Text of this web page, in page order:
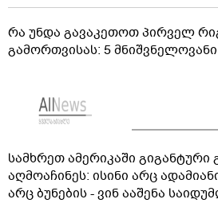
რა უნდა გავაკეთოთ პირველ
გამორთვისას: 5 მნიშვნელოვანი
სამხრეთ ამერიკაში გიგანტური
აღმოაჩინეს: ისინი არც
არც ბუნების - ვინ ააშენა